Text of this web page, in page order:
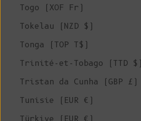
Togo (XOF Fr)
Tokelau (NZD $)
Tonga (TOP T$)
Trinité-et-Tobago (TTD $)
Tristan da Cunha (GBP £)
Tunisie (EUR €)
Türkiye (EUR €)